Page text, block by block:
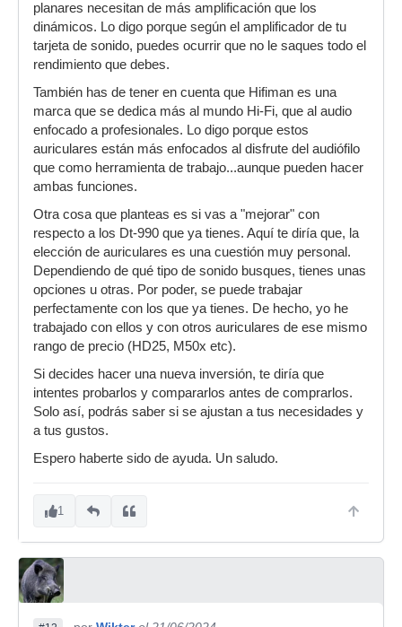
planares necesitan de más amplificación que los
dinámicos. Lo digo porque según el amplificador de tu
tarjeta de sonido, puedes ocurrir que no le saques todo el
rendimiento que debes.
También has de tener en cuenta que Hifiman es una
marca que se dedica más al mundo Hi-Fi, que al audio
enfocado a profesionales. Lo digo porque estos
auriculares están más enfocados al disfrute del audiófilo
que como herramienta de trabajo...aunque pueden hacer
ambas funciones.
Otra cosa que planteas es si vas a "mejorar" con
respecto a los Dt-990 que ya tienes. Aquí te diría que, la
elección de auriculares es una cuestión muy personal.
Dependiendo de qué tipo de sonido busques, tienes unas
opciones u otras. Por poder, se puede trabajar
perfectamente con los que ya tienes. De hecho, yo he
trabajado con ellos y con otros auriculares de ese mismo
rango de precio (HD25, M50x etc).
Si decides hacer una nueva inversión, te diría que
intentes probarlos y compararlos antes de comprarlos.
Solo así, podrás saber si se ajustan a tus necesidades y
a tus gustos.
Espero haberte sido de ayuda. Un saludo.
1